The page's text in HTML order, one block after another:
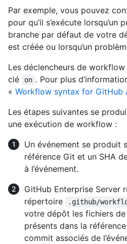
Par exemple, vous pouvez
pour qu’il s’exécute lorsqu’un
branche par défaut de votre
est créée ou lorsqu’un
Les déclencheurs de
clé
on . Pour plus
« Workflow syntax for GitHub
Les étapes suivantes se
une exécution de workflow :
Un événement se produit
référence Git et un SHA
à l’événement.
GitHub Enterprise Server
répertoire
.github/
votre dépôt les fichiers
présents dans la
commit associés de